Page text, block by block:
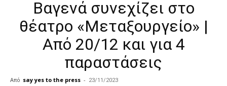
Βαγενά συνεχίζει στο
θέατρο «Μεταξουργείο» |
Από 20/12 και για 4
παραστάσεις
Από say yes to the press - 23/11/2023